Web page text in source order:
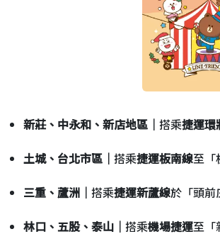
新莊、中永和、新店地區｜ 搭乘捷運環
土城、台北市區｜ 搭乘捷運板南線至「
三重、蘆洲｜ 搭乘捷運新蘆線於「頭前
林口、五股、泰山｜ 搭乘機場捷運至「